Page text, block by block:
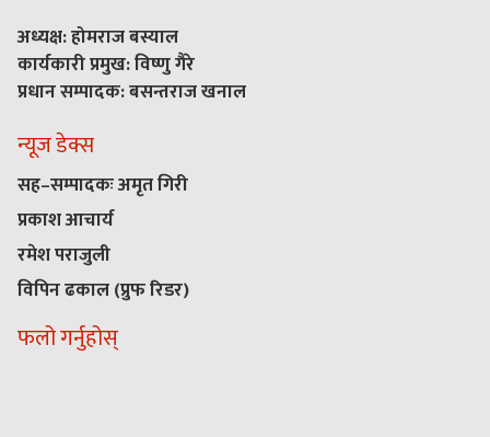
अध्यक्ष: होमराज बस्याल
कार्यकारी प्रमुख: विष्णु गैरे
प्रधान सम्पादक: बसन्तराज खनाल
न्यूज डेक्स
सह–सम्पादकः अमृत गिरी
प्रकाश आचार्य
रमेश पराजुली
विपिन ढकाल (प्रुफ रिडर)
फलो गर्नुहोस्